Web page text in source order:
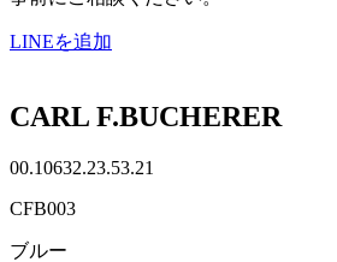
LINEを追加
CARL F.BUCHERER
00.10632.23.53.21
CFB003
ブルー